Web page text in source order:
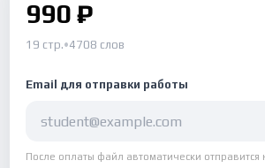
990 ₽
19 стр.•4708 слов
Email для отправки работы
После оплаты файл автоматически отправится